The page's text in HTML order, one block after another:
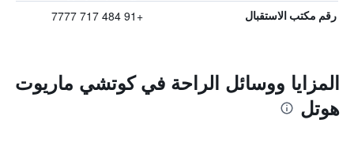
رقم مكتب الاستقبال +91 484 717 7777
المزايا ووسائل الراحة في كوتشي ماريوت
هوتل